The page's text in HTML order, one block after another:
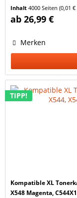
C544 DN, C544
Original Lexmark
Inhalt4000 Seiten(0,01
ab 26,99 €
Merken
TIPP!
Kompatible XL
X548 Magenta,